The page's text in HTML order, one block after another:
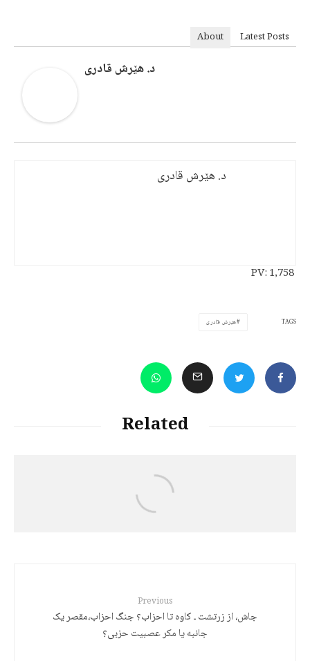
About Latest Posts
د. هێرش قادری
د. هێرش قادری
PV:1,758
TAGS هێرش قادری
Related
Previous
جاش، از زرتشت ـ کاوه تا احزاب؟ جنگ احزاب،مقصر یک
جانبه یا مکر عصبیت حزبی؟